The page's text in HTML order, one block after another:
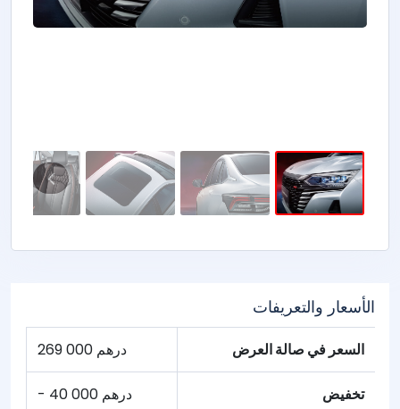
الأسعار والتعريفات
السعر في صالة العرض 269 000 درهم
تخفيض - 40 000 درهم